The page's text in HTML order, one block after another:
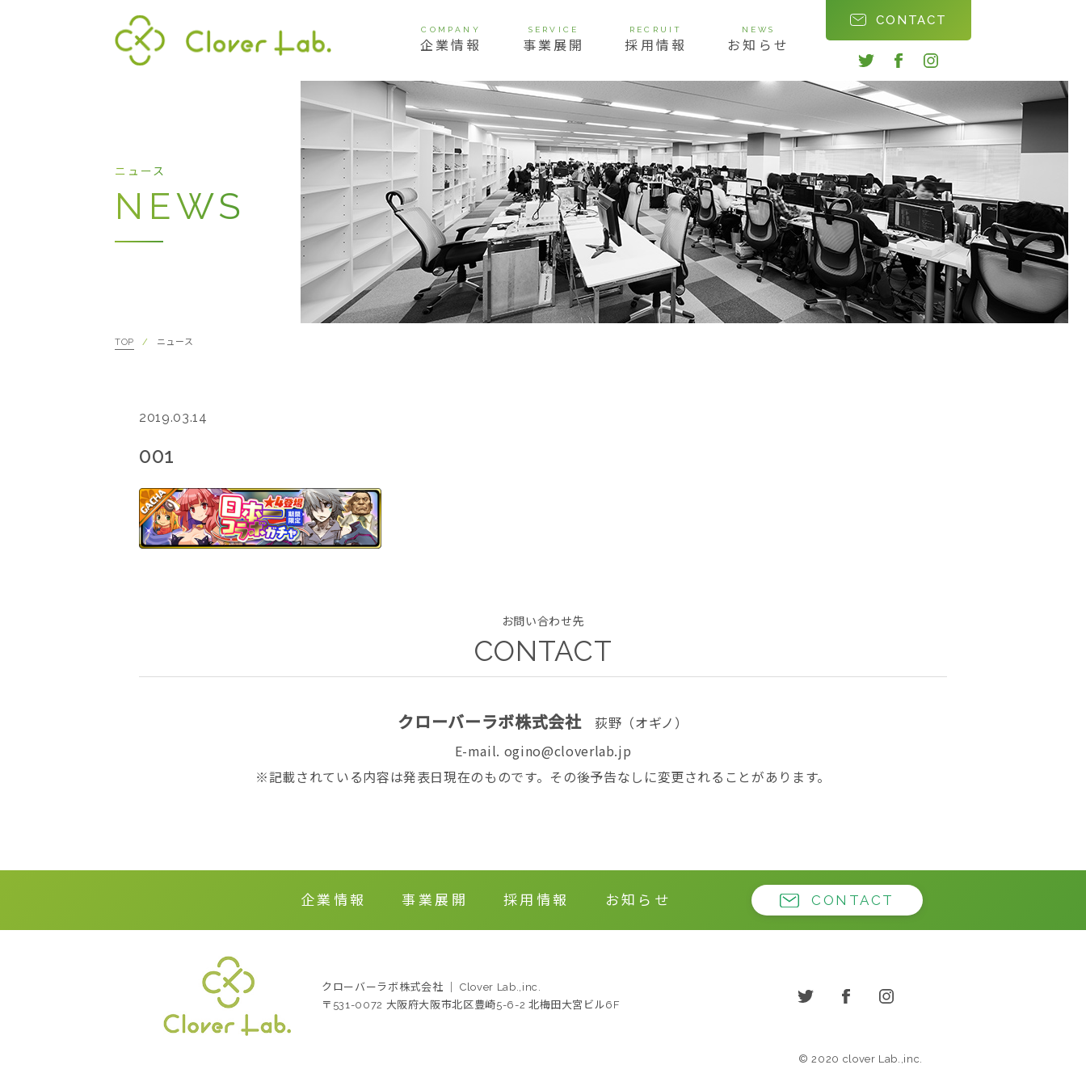
COMPANY
企業情報
代表挨拶 経営理念 ビジョン 会社概要 会社沿革
SERVICE
事業展開
RECRUIT
採用情報
NEWS
お知らせ
CONTACT
twitterfacebookinstagram
ニュース
NEWS
TOP ニュース
001
2019.03.14
お問い合わせ先
CONTACT
クローバーラボ株式会社荻野（オギノ）
E-mail. ogino@cloverlab.jp
※記載されている内容は発表日現在のものです。その後予告なしに変更されることがあります。
企業情報 事業展開 採用情報 お知らせ CONTACT
クローバーラボ株式会社 ｜ Clover Lab.,inc.
〒531-0072 大阪府大阪市北区豊崎5-6-2 北梅田大宮ビル6F
© 2020 clover Lab.,inc.